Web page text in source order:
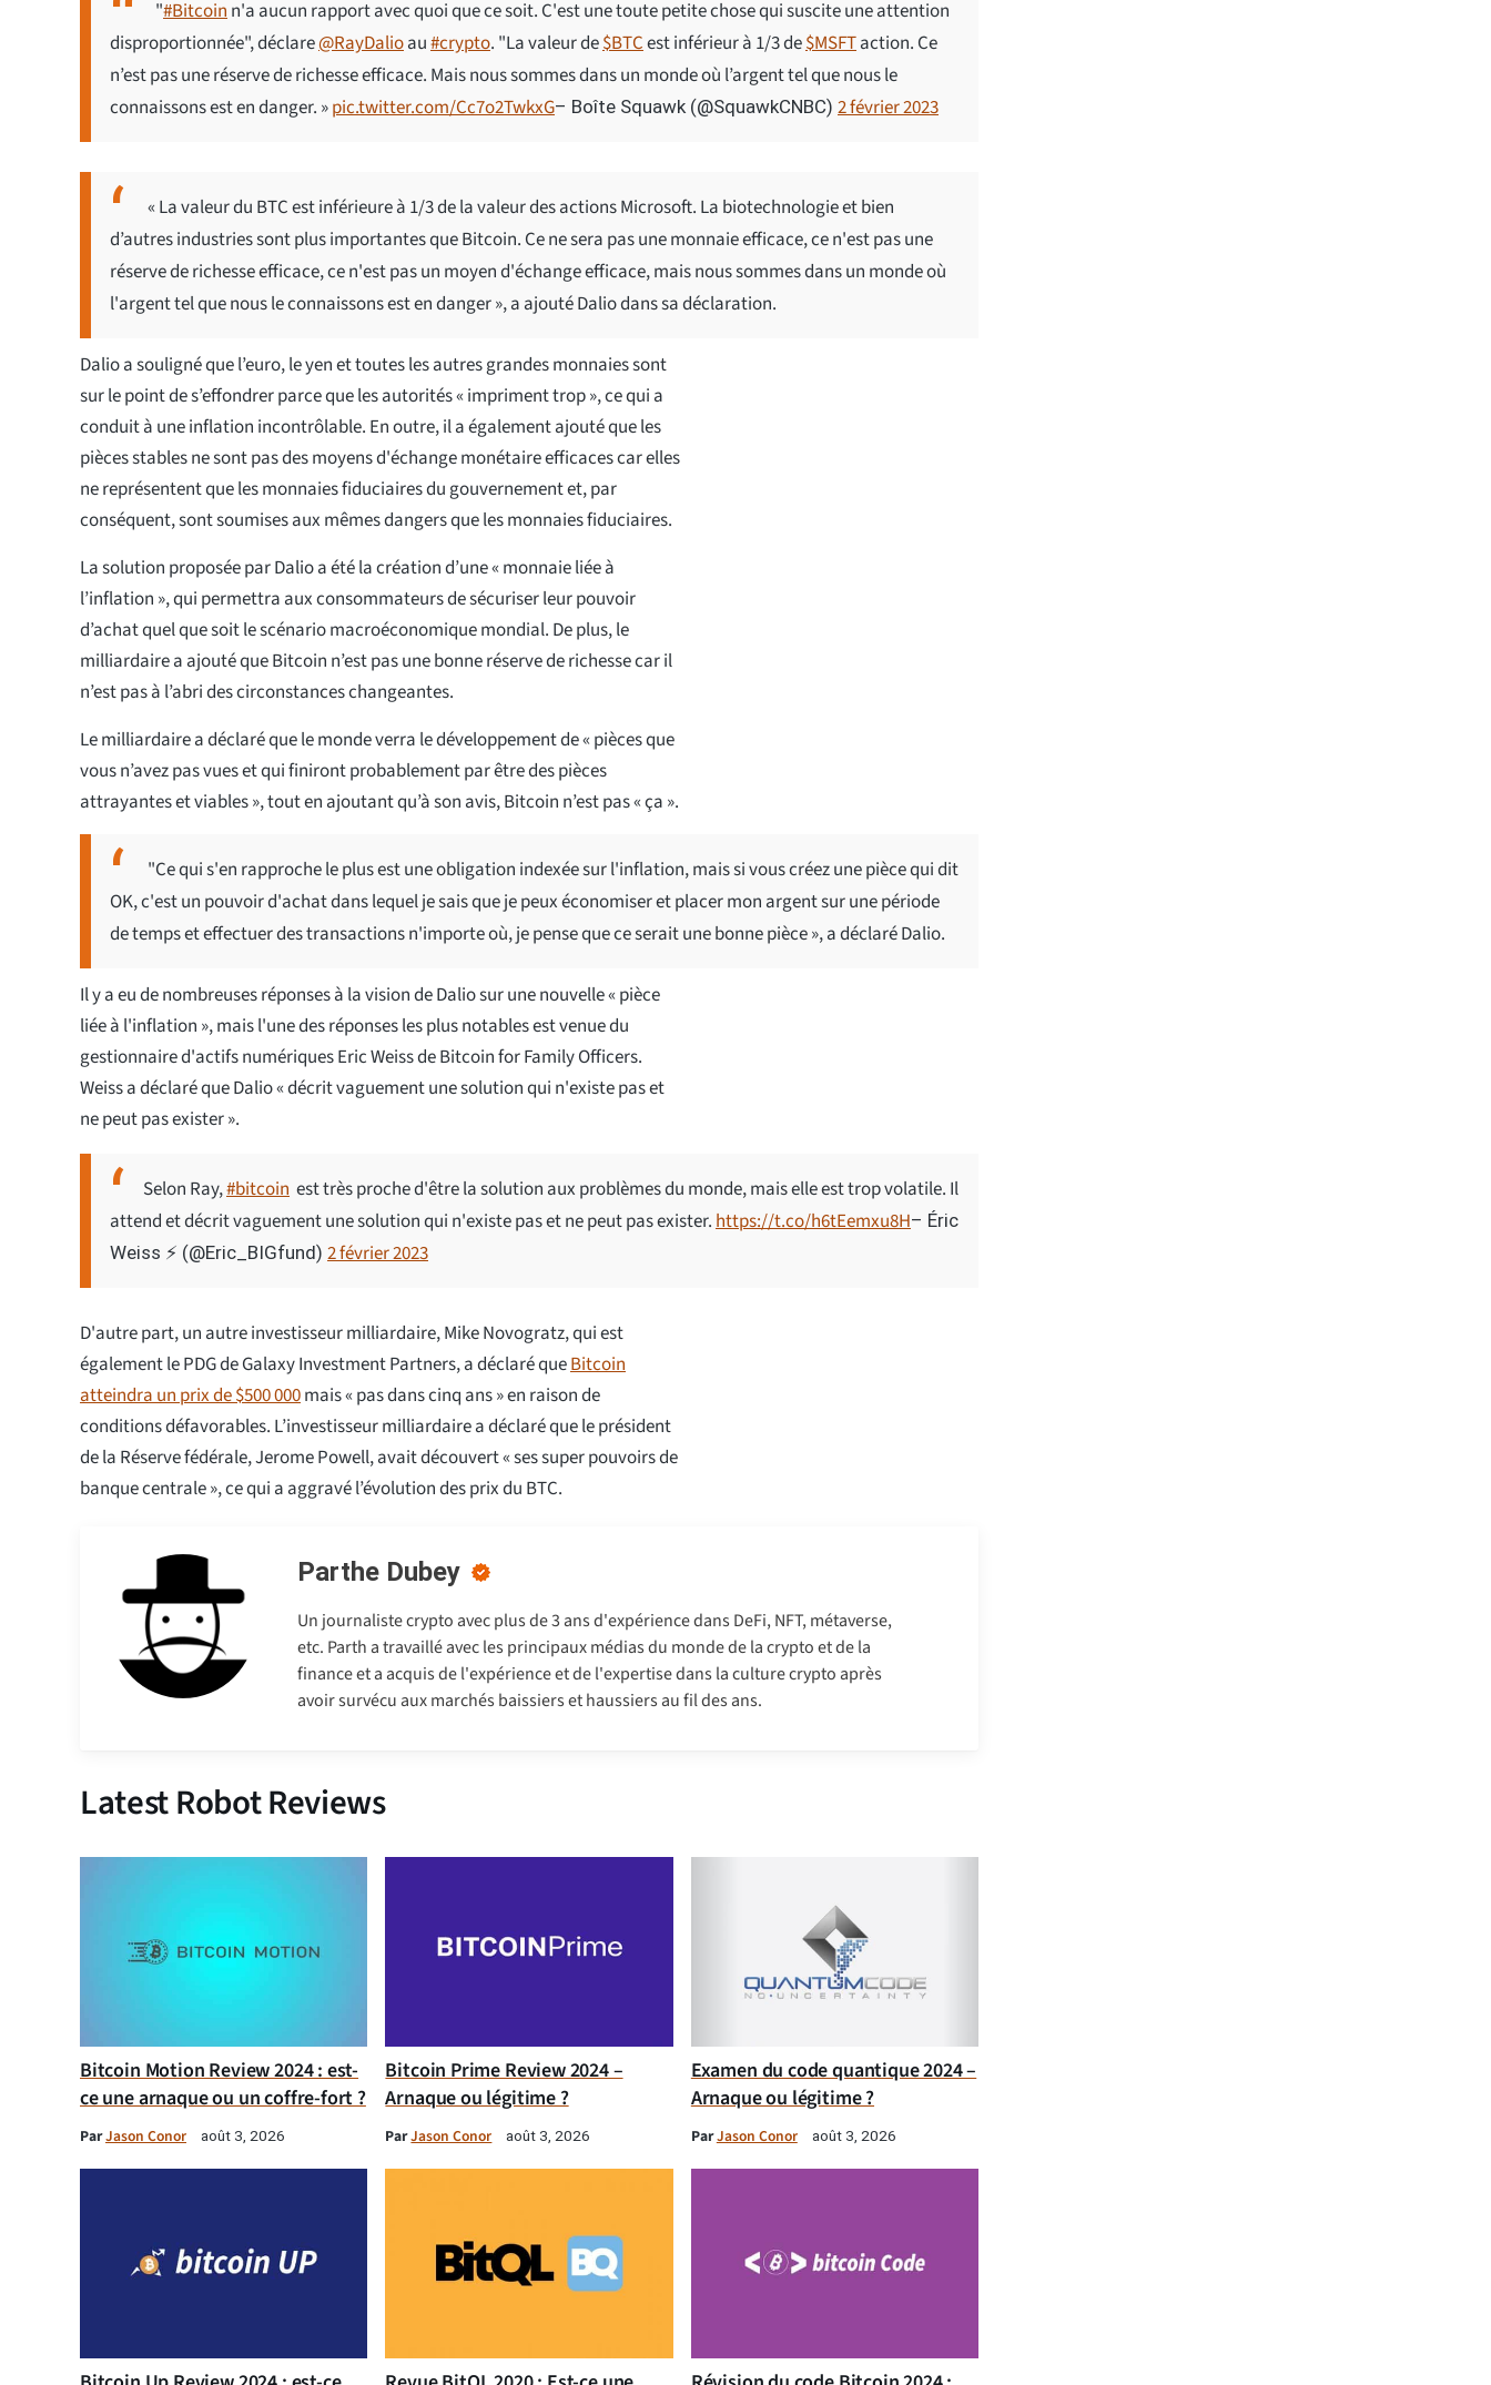
"#Bitcoin n'a aucun rapport avec quoi que ce soit. C'est une toute petite chose qui suscite une attention
disproportionnée", déclare@RayDalioau#crypto. "La valeur de$BTCest inférieur à 1/3 de$MSFTaction. Ce
n’est pas une réserve de richesse efficace. Mais nous sommes dans un monde où l’argent tel que nous le
connaissons est en danger. »pic.twitter.com/Cc7o2TwkxG– Boîte Squawk (@SquawkCNBC) 2 février 2023
« La valeur du BTC est inférieure à 1/3 de la valeur des actions Microsoft. La biotechnologie et bien
d’autres industries sont plus importantes que Bitcoin. Ce ne sera pas une monnaie efficace, ce n'est pas une
réserve de richesse efficace, ce n'est pas un moyen d'échange efficace, mais nous sommes dans un monde où
l'argent tel que nous le connaissons est en danger », a ajouté Dalio dans sa déclaration.
Dalio a souligné que l’euro, le yen et toutes les autres grandes monnaies sont
sur le point de s’effondrer parce que les autorités « impriment trop », ce qui a
conduit à une inflation incontrôlable. En outre, il a également ajouté que les
pièces stables ne sont pas des moyens d'échange monétaire efficaces car elles
ne représentent que les monnaies fiduciaires du gouvernement et, par
conséquent, sont soumises aux mêmes dangers que les monnaies fiduciaires.
La solution proposée par Dalio a été la création d’une « monnaie liée à
l’inflation », qui permettra aux consommateurs de sécuriser leur pouvoir
d’achat quel que soit le scénario macroéconomique mondial. De plus, le
milliardaire a ajouté que Bitcoin n’est pas une bonne réserve de richesse car il
n’est pas à l’abri des circonstances changeantes.
Le milliardaire a déclaré que le monde verra le développement de « pièces que
vous n’avez pas vues et qui finiront probablement par être des pièces
attrayantes et viables », tout en ajoutant qu’à son avis, Bitcoin n’est pas « ça ».
"Ce qui s'en rapproche le plus est une obligation indexée sur l'inflation, mais si vous créez une pièce qui dit
OK, c'est un pouvoir d'achat dans lequel je sais que je peux économiser et placer mon argent sur une période
de temps et effectuer des transactions n'importe où, je pense que ce serait une bonne pièce », a déclaré Dalio.
Il y a eu de nombreuses réponses à la vision de Dalio sur une nouvelle « pièce
liée à l'inflation », mais l'une des réponses les plus notables est venue du
gestionnaire d'actifs numériques Eric Weiss de Bitcoin for Family Officers.
Weiss a déclaré que Dalio « décrit vaguement une solution qui n'existe pas et
ne peut pas exister ».
Selon Ray,#bitcoin est très proche d'être la solution aux problèmes du monde, mais elle est trop volatile. Il
attend et décrit vaguement une solution qui n'existe pas et ne peut pas exister. https://t.co/h6tEemxu8H– Éric
Weiss ⚡️ (@Eric_BIGfund) 2 février 2023
D'autre part, un autre investisseur milliardaire, Mike Novogratz, qui est
également le PDG de Galaxy Investment Partners, a déclaré queBitcoin
atteindra un prix de $500 000mais « pas dans cinq ans » en raison de
conditions défavorables. L’investisseur milliardaire a déclaré que le président
de la Réserve fédérale, Jerome Powell, avait découvert « ses super pouvoirs de
banque centrale », ce qui a aggravé l’évolution des prix du BTC.
Parthe Dubey
Un journaliste crypto avec plus de 3 ans d'expérience dans DeFi, NFT, métaverse,
etc. Parth a travaillé avec les principaux médias du monde de la crypto et de la
finance et a acquis de l'expérience et de l'expertise dans la culture crypto après
avoir survécu aux marchés baissiers et haussiers au fil des ans.
Latest Robot Reviews
Bitcoin Motion Review 2024 : est-
ce une arnaque ou un coffre-fort ?
ParJason Conor août 3, 2026
Bitcoin Prime Review 2024 –
Arnaque ou légitime ?
ParJason Conor août 3, 2026
Examen du code quantique 2024 –
Arnaque ou légitime ?
ParJason Conor août 3, 2026